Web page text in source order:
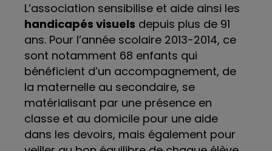
L’association sensibilise et aide ainsi les
handicapés visuels depuis plus de 91
ans. Pour l’année scolaire 2013-2014, ce
sont notamment 68 enfants qui
bénéficient d’un accompagnement, de
la maternelle au secondaire, se
matérialisant par une présence en
classe et au domicile pour une aide
dans les devoirs, mais également pour